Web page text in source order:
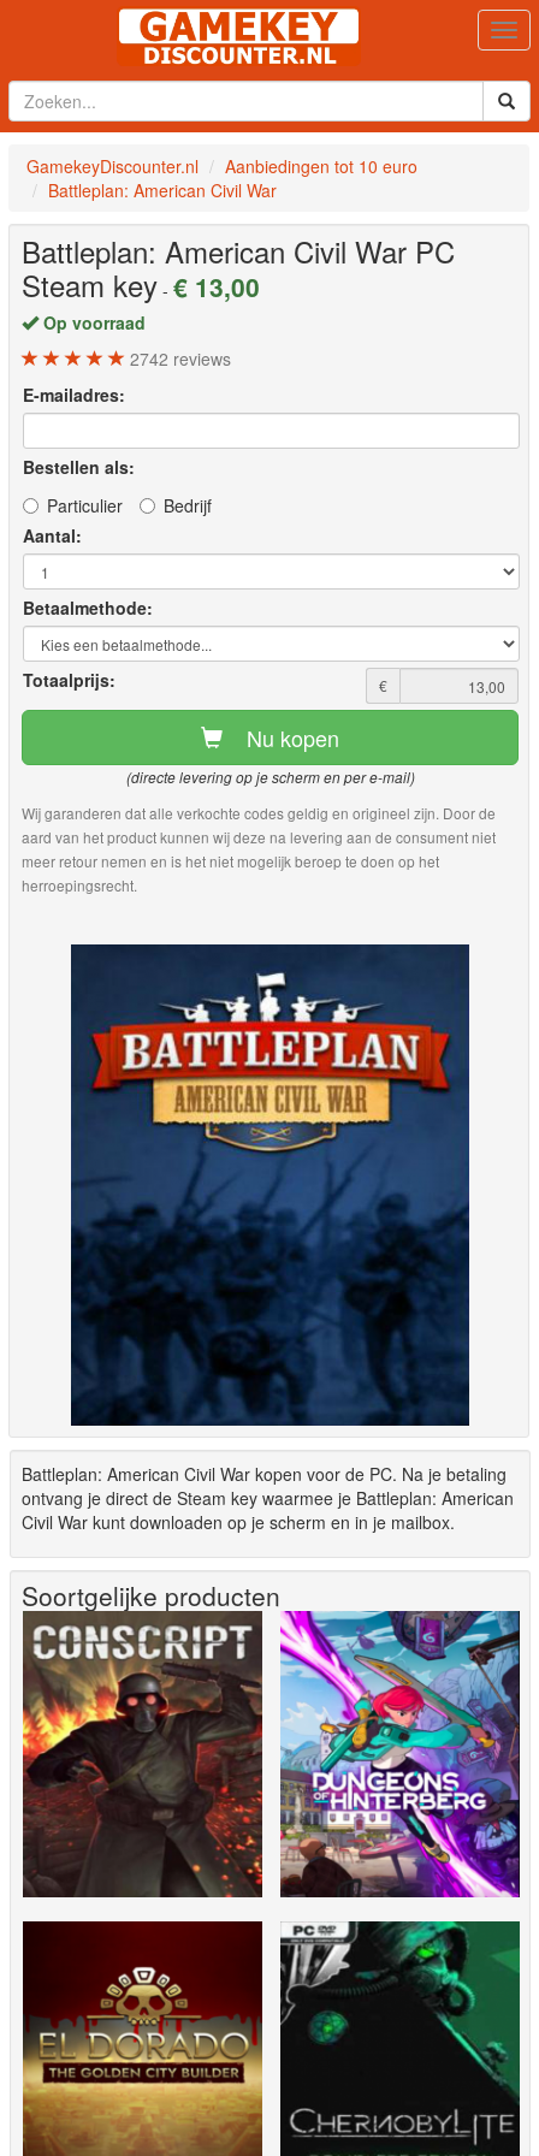
GamekeyDiscounter.nl
Aanbiedingen tot 10 euro
Battleplan: American Civil War
Battleplan: American Civil War PC
Steam key - € 13,00
Op voorraad
2742 reviews
E-mailadres:
Bestellen als:
Particulier
Bedrijf
Aantal:
Betaalmethode:
Totaalprijs: €
Nu kopen
(directe levering op je scherm en per e-mail)
Wij garanderen dat alle verkochte codes geldig en origineel zijn. Door de
aard van het product kunnen wij deze na levering aan de consument niet
meer retour nemen en is het niet mogelijk beroep te doen op het
herroepingsrecht.
Battleplan: American Civil War kopen voor de PC. Na je betaling
ontvang je direct de Steam key waarmee je Battleplan: American
Civil War kunt downloaden op je scherm en in je mailbox.
Soortgelijke producten